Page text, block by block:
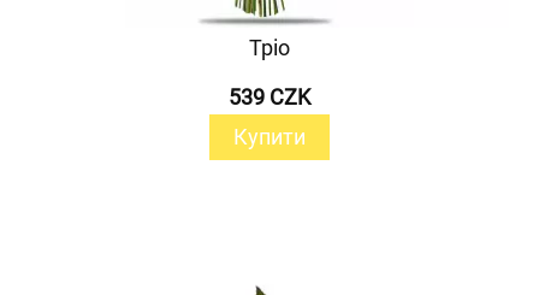
Тріо
539 CZK
Купити